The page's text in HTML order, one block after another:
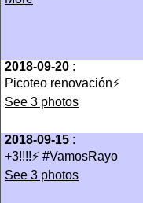
2018-09-20 :
Picoteo renovación⚡️
See 3 photos
2018-09-15 :
+3!!!!⚡️ #VamosRayo
See 3 photos